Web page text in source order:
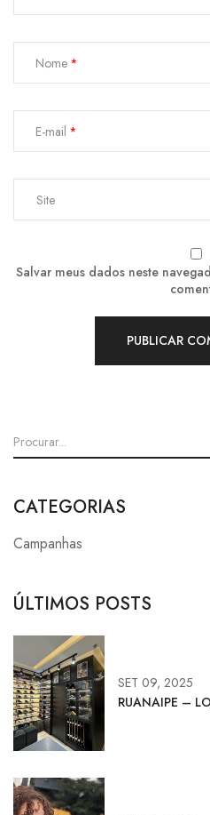
CATEGORIAS
Campanhas
ÚLTIMOS POSTS
SET 09, 2025
RUANAIPE –
Nome
E-mail
Salvar meus dados neste